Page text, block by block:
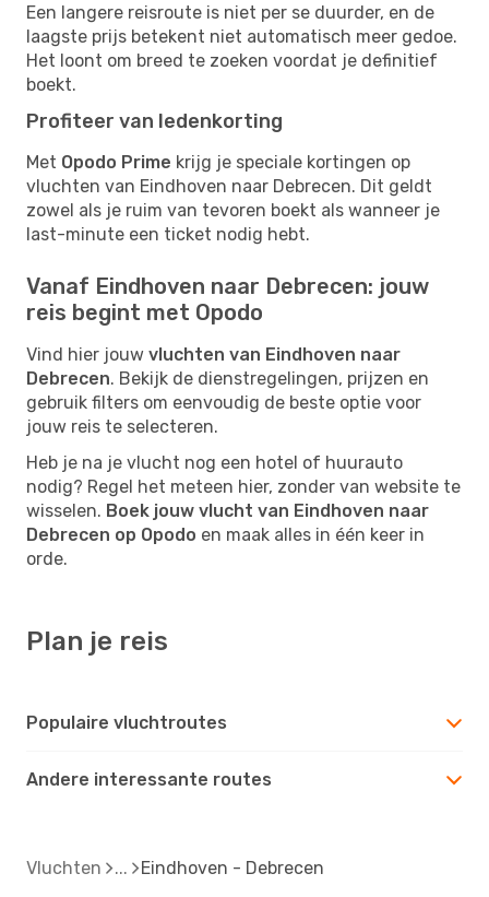
Een langere reisroute is niet per se duurder, en de
laagste prijs betekent niet automatisch meer gedoe.
Het loont om breed te zoeken voordat je definitief
boekt.
Profiteer van ledenkorting
Met Opodo Prime krijg je speciale kortingen op
vluchten van Eindhoven naar Debrecen. Dit geldt
zowel als je ruim van tevoren boekt als wanneer je
last-minute een ticket nodig hebt.
Vanaf Eindhoven naar Debrecen: jouw
reis begint met Opodo
Vind hier jouw vluchten van Eindhoven naar
Debrecen. Bekijk de dienstregelingen, prijzen en
gebruik filters om eenvoudig de beste optie voor
jouw reis te selecteren.
Heb je na je vlucht nog een hotel of huurauto
nodig? Regel het meteen hier, zonder van website te
wisselen. Boek jouw vlucht van Eindhoven naar
Debrecen op Opodo en maak alles in één keer in
orde.
Plan je reis
Populaire vluchtroutes
Andere interessante routes
Vluchten Eindhoven - Debrecen